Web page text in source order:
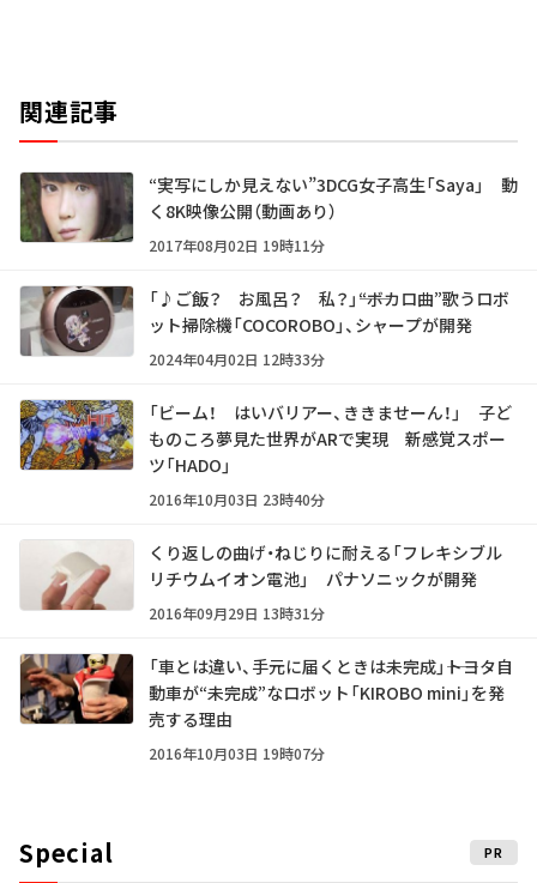
関連記事
“実写にしか見えない”3DCG女子高生「Saya」 動
く8K映像公開（動画あり）
2017年08月02日 19時11分
「♪ご飯？ お風呂？ 私？」――“ボカロ曲”歌うロボ
ット掃除機「COCOROBO」、シャープが開発
2024年04月02日 12時33分
「ビーム！ はいバリアー、ききませーん！」 子ど
ものころ夢見た世界がARで実現 新感覚スポー
ツ「HADO」
2016年10月03日 23時40分
くり返しの曲げ・ねじりに耐える「フレキシブル
リチウムイオン電池」 パナソニックが開発
2016年09月29日 13時31分
「車とは違い、手元に届くときは未完成」――トヨタ自
動車が“未完成”なロボット「KIROBO mini」を発
売する理由
2016年10月03日 19時07分
Special PR